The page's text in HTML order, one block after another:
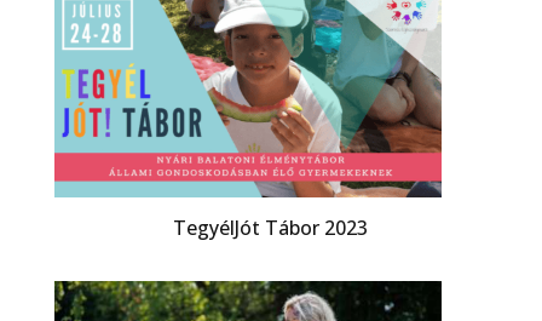
TegyélJót Tábor 2023